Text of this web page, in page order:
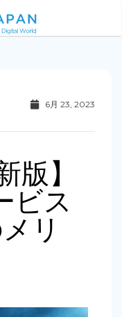
6月 23, 2023
版】
ビス
リ